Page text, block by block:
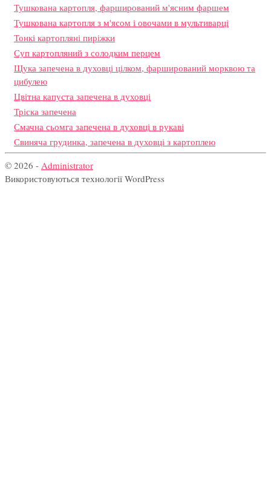
Тушкована картопля, фарширований м'ясним фаршем
Тушкована картопля з м'ясом і овочами в мультиварці
Тонкі картопляні пиріжки
Суп картопляний з солодким перцем
Щука запечена в духовці цілком, фарширований морквою та
цибулею
Цвітна капуста запечена в духовці
Тріска запечена
Смачна сьомга запечена в духовці в рукаві
Свиняча грудинка, запечена в духовці з картоплею
© 2026 - Administrator
Використовуються технології WordPress